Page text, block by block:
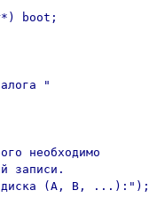
boot;
"
необходимо
записи.
(A, B, ...):");